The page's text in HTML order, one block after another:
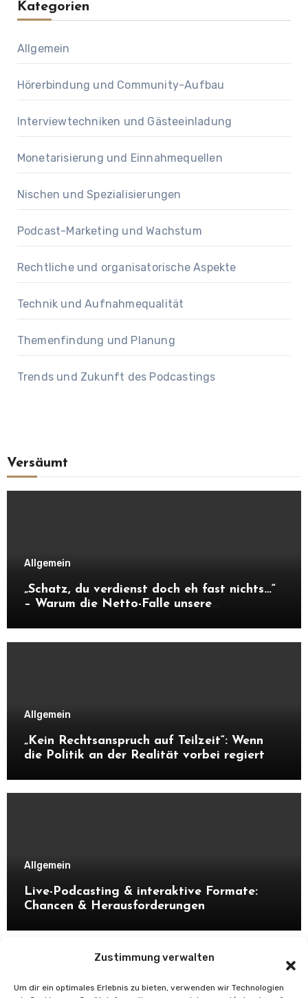
Zustimmung verwalten
Um dir ein optimales Erlebnis zu bieten, verwenden wir Technologien
Kategorien
Allgemein
Hörerbindung und Community-Aufbau
Interviewtechniken und Gästeeinladung
Monetarisierung und Einnahmequellen
Nischen und Spezialisierungen
Podcast-Marketing und Wachstum
Rechtliche und organisatorische Aspekte
Technik und Aufnahmequalität
Themenfindung und Planung
Trends und Zukunft des Podcastings
Versäumt
Allgemein
„Schatz, du verdienst doch eh fast nichts…“
– Warum die Netto-Falle unsere
Allgemein
„Kein Rechtsanspruch auf Teilzeit“: Wenn
die Politik an der Realität vorbei regiert
Allgemein
Live-Podcasting & interaktive Formate:
Chancen & Herausforderungen